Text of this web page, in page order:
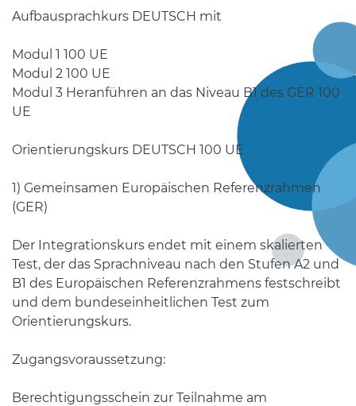
Aufbausprachkurs DEUTSCH mit
Modul 1 100 UE
Modul 2 100 UE
Modul 3 Heranführen an das Niveau B1 des GER 100
UE
Orientierungskurs DEUTSCH 100 UE
1) Gemeinsamen Europäischen Referenzrahmen
(GER)
Der Integrationskurs endet mit einem skalierten
Test, der das Sprachniveau nach den Stufen A2 und
B1 des Europäischen Referenzrahmens festschreibt
und dem bundeseinheitlichen Test zum
Orientierungskurs.
Zugangsvoraussetzung:
Berechtigungsschein zur Teilnahme am